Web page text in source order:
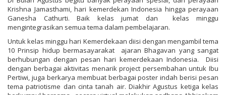
Krishna Jamasthami, hari kemerdekan Indonesia hingga perayaan
Ganesha Cathurti. Baik kelas jumat dan kelas minggu
mengintegrasikan semua tema dalam pembelajaran.
Untuk kelas minggu hari Kemerdekaan diisi dengan mengambil tema
10 Prinsip hidup bermasayarakat ajaran Bhagavan yang sangat
berhubungan dengan pesan hari kemerdekaan Indonesia. Diisi
dengan berbagai aktivitas menarik project persembahan untuk Ibu
Pertiwi, juga berkarya membuat berbagai poster indah berisi pesan
tema patriotisme dan cinta tanah air. Diakhir Agustus ketiga kelas